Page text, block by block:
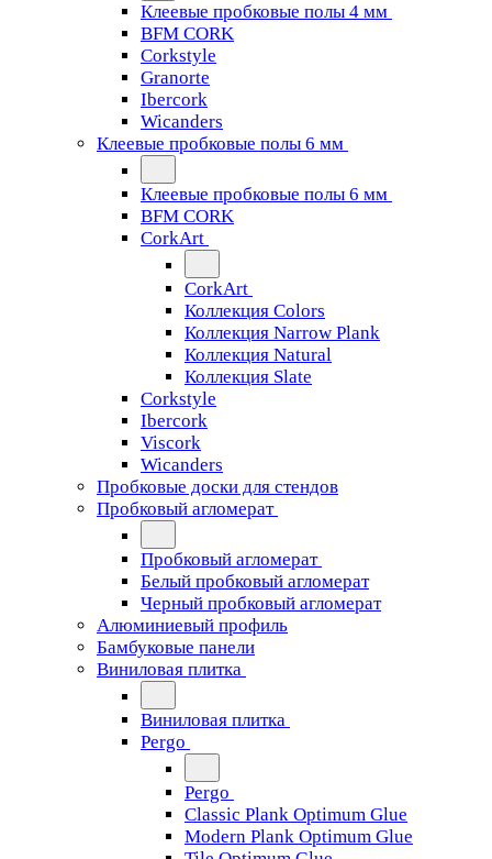
Клеевые пробковые полы 4 мм
BFM CORK
Corkstyle
Granorte
Ibercork
Wicanders
Клеевые пробковые полы 6 мм
Клеевые пробковые полы 6 мм
BFM CORK
CorkArt
CorkArt
Коллекция Colors
Коллекция Narrow Plank
Коллекция Natural
Коллекция Slate
Corkstyle
Ibercork
Viscork
Wicanders
Пробковые доски для стендов
Пробковый агломерат
Пробковый агломерат
Белый пробковый агломерат
Черный пробковый агломерат
Алюминиевый профиль
Бамбуковые панели
Виниловая плитка
Виниловая плитка
Pergo
Pergo
Classic Plank Optimum Glue
Modern Plank Optimum Glue